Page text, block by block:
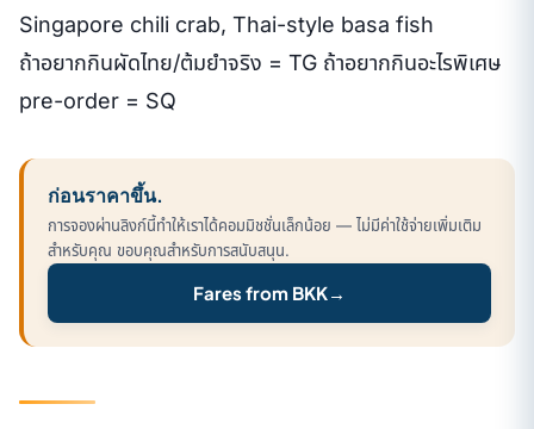
Singapore chili crab, Thai-style basa fish
ถ้าอยากกินผัดไทย/ต้มยำจริง = TG ถ้าอยากกินอะไรพิเศษ
pre-order = SQ
ก่อนราคาขึ้น.
การจองผ่านลิงก์นี้ทำให้เราได้คอมมิชชั่นเล็กน้อย — ไม่มีค่าใช้จ่ายเพิ่มเติม
สำหรับคุณ ขอบคุณสำหรับการสนับสนุน.
Fares from BKK→